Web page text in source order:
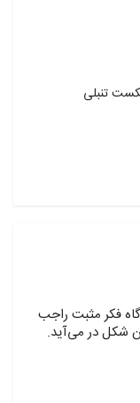
تنبلی
فکر مثبت راجب
شکل در می‌آید.